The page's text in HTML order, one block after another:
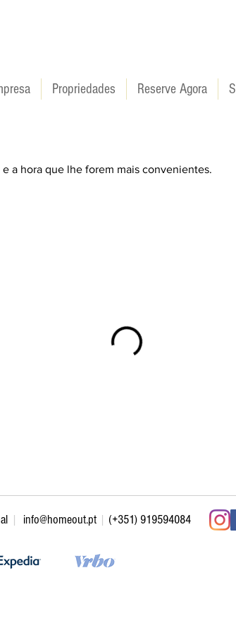
Propriedades Reserve Agora
a hora que lhe forem mais convenientes.
| info@homeout.pt | (+351) 919594084